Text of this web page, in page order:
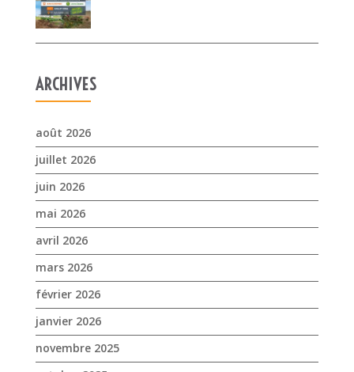
août 2026
juillet 2026
mai 2026
mars 2026
février 2026
janvier 2026
novembre 2025
octobre 2025
septembre 2025
juillet 2025
avril 2025
mars 2025